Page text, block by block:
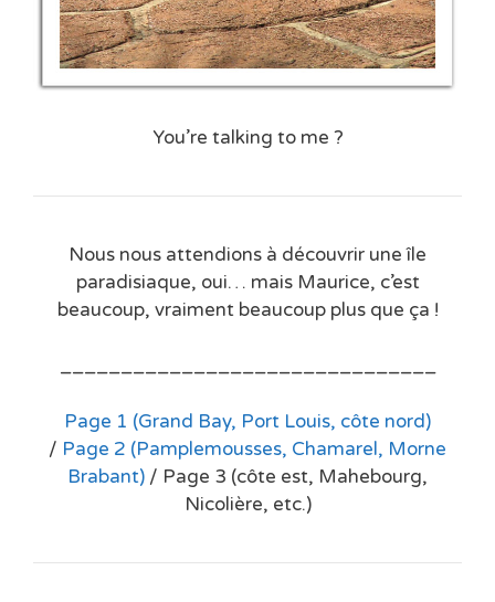
You’re talking to me ?
Nous nous attendions à découvrir une île
paradisiaque, oui… mais Maurice, c’est
beaucoup, vraiment beaucoup plus que ça !
Page 1 (Grand Bay, Port Louis, côte nord)
/ Page 2 (Pamplemousses, Chamarel, Morne
Brabant) / Page 3 (côte est, Mahebourg,
Nicolière, etc.)